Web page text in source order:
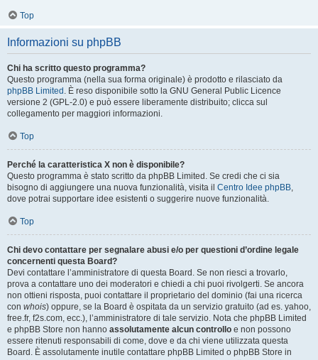
Top
Informazioni su phpBB
Chi ha scritto questo programma?
Questo programma (nella sua forma originale) è prodotto e rilasciato da
phpBB Limited . È reso disponibile sotto la GNU General Public Licence
versione 2 (GPL-2.0) e può essere liberamente distribuito; clicca sul
collegamento per maggiori informazioni.
Top
Perché la caratteristica X non è disponibile?
Questo programma è stato scritto da phpBB Limited. Se credi che ci sia
bisogno di aggiungere una nuova funzionalità, visita il Centro Idee phpBB,
dove potrai supportare idee esistenti o suggerire nuove funzionalità.
Top
Chi devo contattare per segnalare abusi e/o per questioni d’ordine legale
concernenti questa Board?
Devi contattare l’amministratore di questa Board. Se non riesci a trovarlo,
prova a contattare uno dei moderatori e chiedi a chi puoi rivolgerti. Se ancora
non ottieni risposta, puoi contattare il proprietario del dominio (fai una ricerca
con whois) oppure, se la Board è ospitata da un servizio gratuito (ad es. yahoo,
free.fr, f2s.com, ecc.), l’amministratore di tale servizio. Nota che phpBB Limited
e phpBB Store non hanno assolutamente alcun controllo e non possono
essere ritenuti responsabili di come, dove e da chi viene utilizzata questa
Board. È assolutamente inutile contattare phpBB Limited o phpBB Store in